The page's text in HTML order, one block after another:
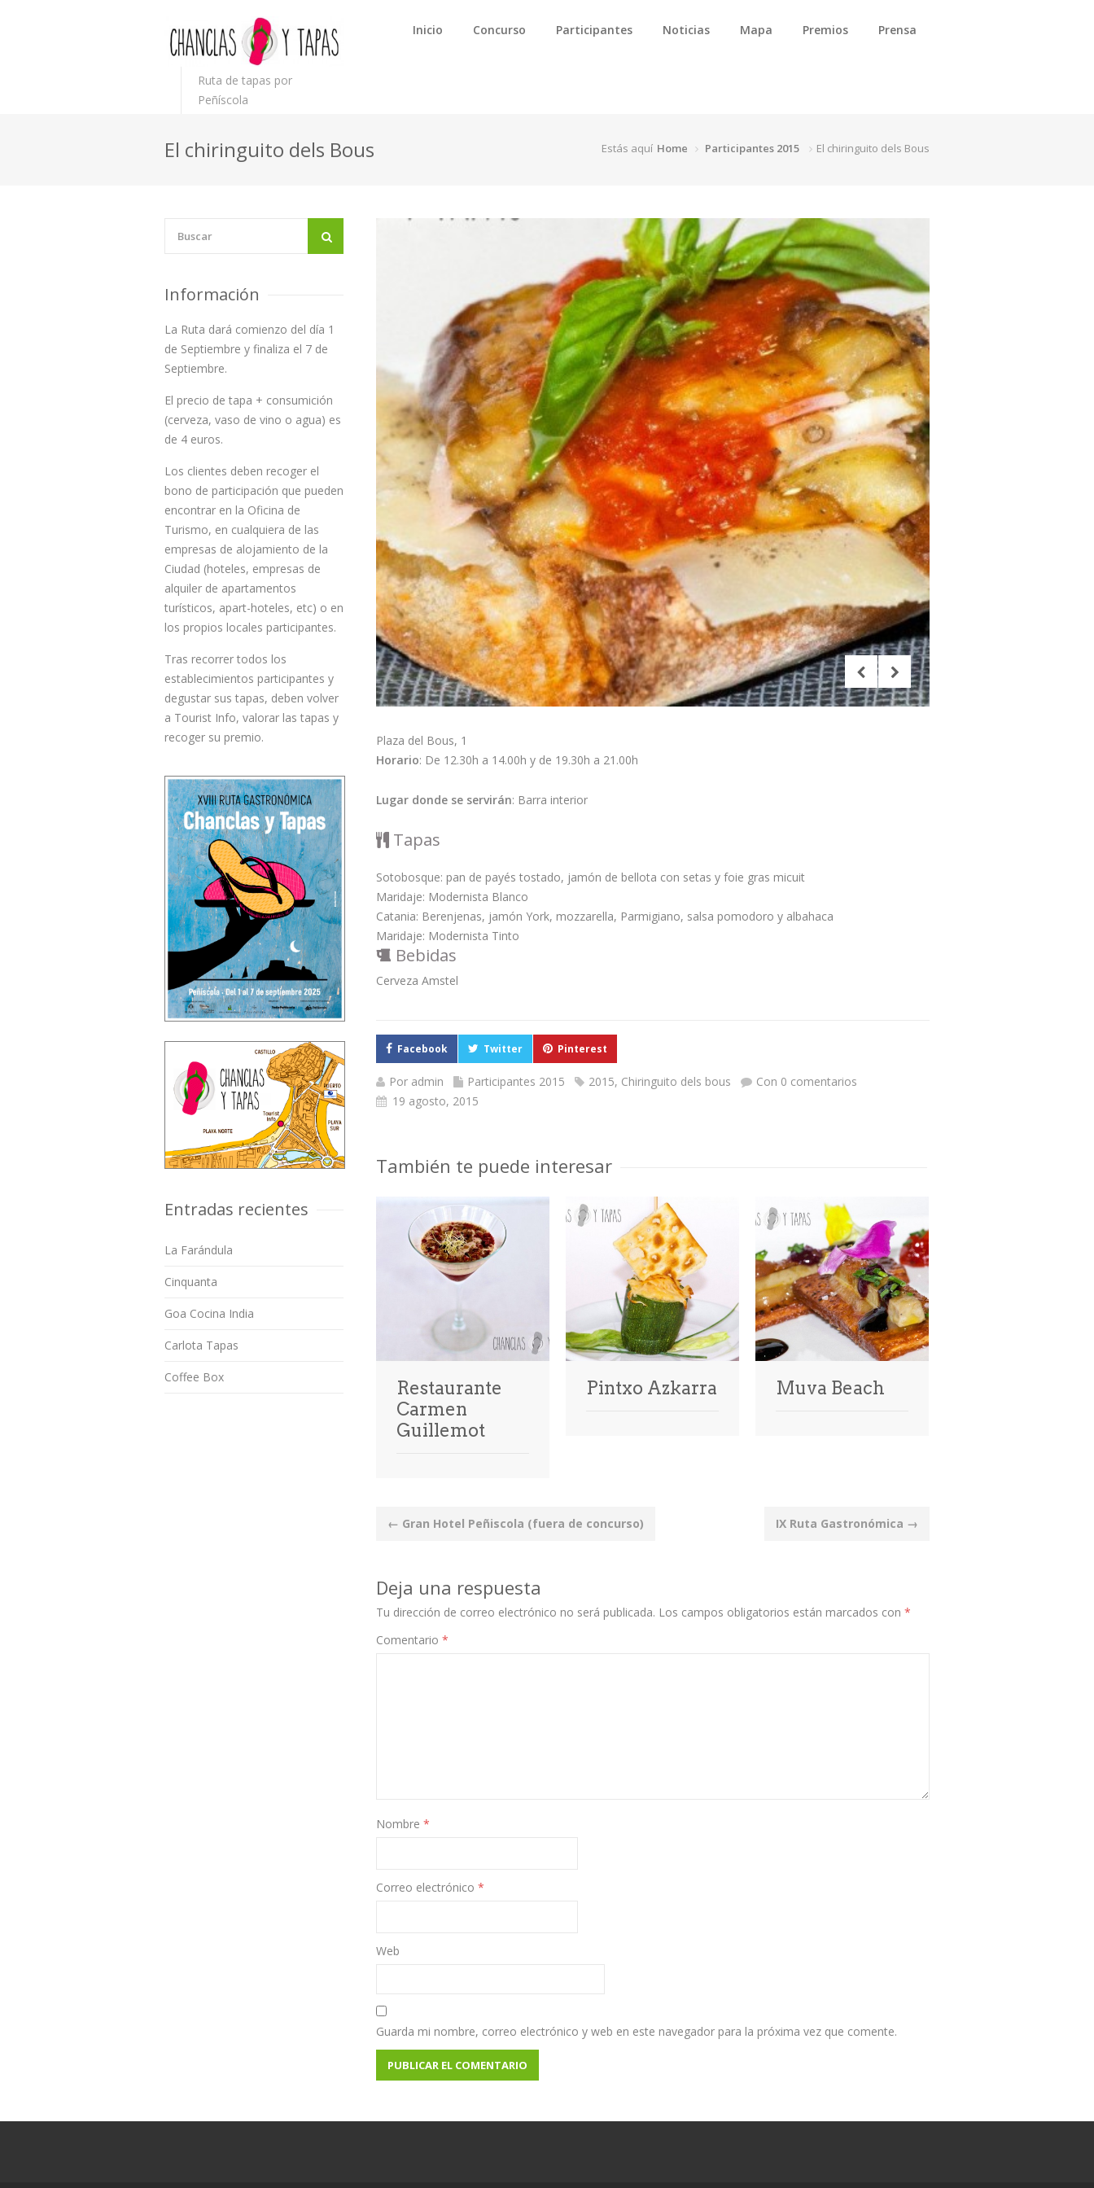
Ruta de tapas por
Peñíscola
Inicio Concurso Participantes Noticias Mapa Premios Prensa
El chiringuito dels Bous Estás aquí Home Participantes 2015 El chiringuito dels Bous
Plaza del Bous, 1
Horario: De 12.30h a 14.00h y de 19.30h a 21.00h
Lugar donde se servirán: Barra interior
Tapas
Sotobosque: pan de payés tostado, jamón de bellota con setas y foie gras micuit
Maridaje: Modernista Blanco
Catania: Berenjenas, jamón York, mozzarella, Parmigiano, salsa pomodoro y albahaca
Maridaje: Modernista Tinto
Bebidas
Cerveza Amstel
Facebook Twitter Pinterest
Por admin Participantes 2015 2015, Chiringuito dels bous
Con 0 comentarios
19 agosto, 2015
También te puede interesar
Restaurante
Carmen
Guillemot
Pintxo Azkarra Muva Beach
Post
← Gran Hotel Peñiscola (fuera de concurso) IX Ruta Gastronómica →
Deja una respuesta
Tu dirección de correo electrónico no será publicada. Los campos obligatorios están marcados con *
Comentario *
Nombre *
Correo electrónico *
Web
Guarda mi nombre, correo electrónico y web en este navegador para la próxima vez que comente.
Información
La Ruta dará comienzo del día 1
de Septiembre y finaliza el 7 de
Septiembre.
El precio de tapa + consumición
(cerveza, vaso de vino o agua) es
de 4 euros.
Los clientes deben recoger el
bono de participación que pueden
encontrar en la Oficina de
Turismo, en cualquiera de las
empresas de alojamiento de la
Ciudad (hoteles, empresas de
alquiler de apartamentos
turísticos, apart-hoteles, etc) o en
los propios locales participantes.
Tras recorrer todos los
establecimientos participantes y
degustar sus tapas, deben volver
a Tourist Info, valorar las tapas y
recoger su premio.
Entradas recientes
La Farándula
Cinquanta
Goa Cocina India
Carlota Tapas
Coffee Box